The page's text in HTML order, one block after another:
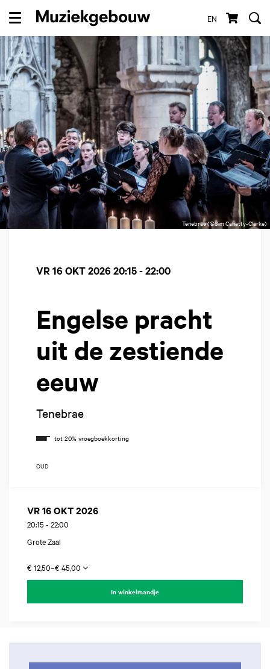
EN
Menu
Tenebrae (©Sim Canetty-Clarke)
Engelse pracht
uit de zestiende
eeuw
Tenebrae
VR 16 OKT 2026 20:15 - 22:00
OUD
VR 16 OKT 2026
20:15 - 22:00
Grote Zaal
€ 12,50–€ 45,00
In winkelmandje